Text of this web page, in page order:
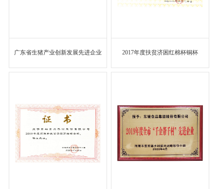
广东省生猪产业创新发展先进企业 2017年度扶贫济困红棉杯铜杯